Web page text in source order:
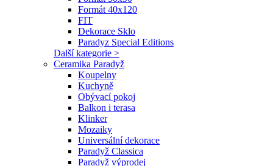
Formát 40x120
FIT
Dekorace Sklo
Paradyz Special Editions
Další kategorie >
Ceramika Paradyž
Koupelny
Kuchyně
Obývací pokoj
Balkon i terasa
Klinker
Mozaiky
Universální dekorace
Paradyž Classica
Paradyž výprodej